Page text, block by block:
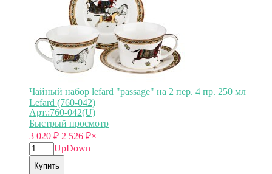
Чайный набор lefard "passage" на 2 пер. 4 пр. 250 мл
Lefard (760-042)
Арт.:760-042(U)
Быстрый просмотр
3 020 ₽ 2 526 ₽×
UpDown
Купить